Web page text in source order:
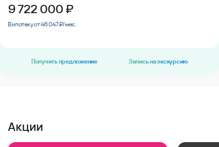
9 722 000₽
В ипотеку от 46 047 ₽/мес.
Получить предложение Запись на экскурсию
Акции